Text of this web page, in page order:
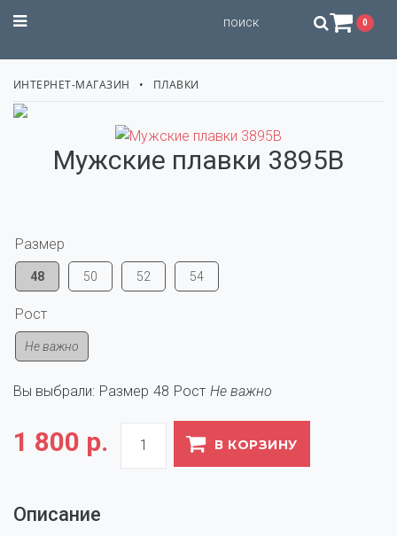
STILISSIMO 0
ИНТЕРНЕТ-МАГАЗИН ПЛАВКИ
Мужские плавки 3895B
Размер
48 50 52 54
Рост
Не важно
Вы выбрали: Размер 48 Рост Не важно
1 800 р. В КОРЗИНУ
Описание